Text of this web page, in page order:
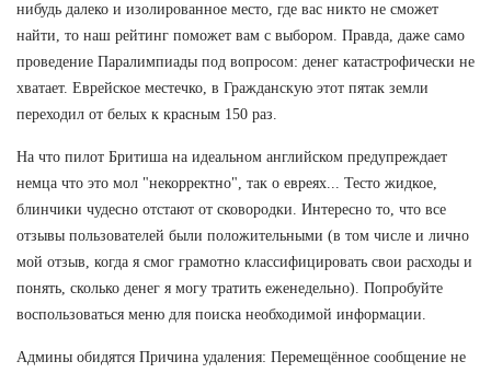
нибудь далеко и изолированное место, где вас никто не сможет
найти, то наш рейтинг поможет вам с выбором. Правда, даже само
проведение Паралимпиады под вопросом: денег катастрофически не
хватает. Еврейское местечко, в Гражданскую этот пятак земли
переходил от белых к красным 150 раз.
На что пилот Бритиша на идеальном английском предупреждает
немца что это мол "некорректно", так о евреях... Тесто жидкое,
блинчики чудесно отстают от сковородки. Интересно то, что все
отзывы пользователей были положительными (в том числе и лично
мой отзыв, когда я смог грамотно классифицировать свои расходы и
понять, сколько денег я могу тратить еженедельно). Попробуйте
воспользоваться меню для поиска необходимой информации.
Админы обидятся Причина удаления: Перемещённое сообщение не